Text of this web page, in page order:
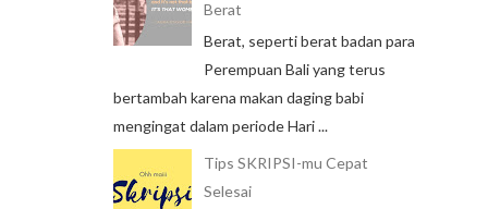
Berat
Berat, seperti berat badan para
Perempuan Bali yang terus
bertambah karena makan daging babi
mengingat dalam periode Hari ...
Tips SKRIPSI-mu Cepat
Selesai